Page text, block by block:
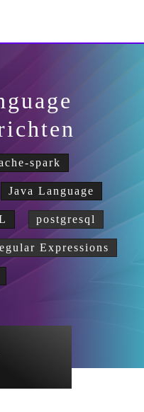
spark
Java Language
postgresql
Expressions